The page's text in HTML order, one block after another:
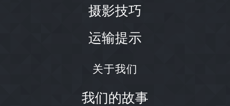
摄影技巧
运输提示
关于我们
我们的故事